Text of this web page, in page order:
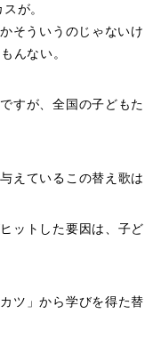
が。
そういうのじゃない
んない。
すが、全国の子ども
えているこの替え歌
ットした要因は、子
ツ」から学びを得た替